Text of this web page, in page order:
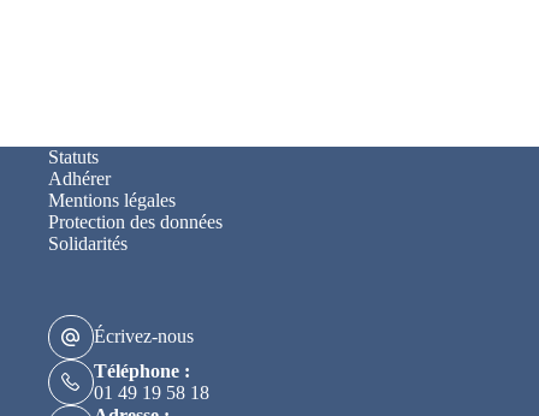
Statuts
Adhérer
Mentions légales
Protection des données
Solidarités
Écrivez-nous
Téléphone :
01 49 19 58 18